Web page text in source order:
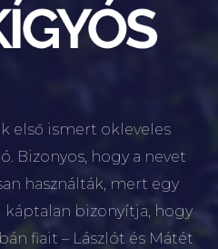
első ismert okleveles
Bizonyos, hogy a nevet
használták, mert egy
káptalan bizonyítja, hogy
fiait – Lászlót és Mátét